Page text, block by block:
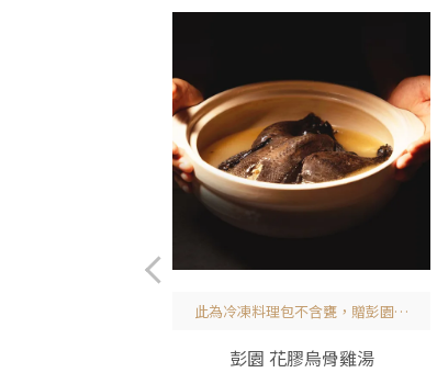
此為冷凍料理包不含甕，贈彭園精
彭園 花膠烏骨雞湯